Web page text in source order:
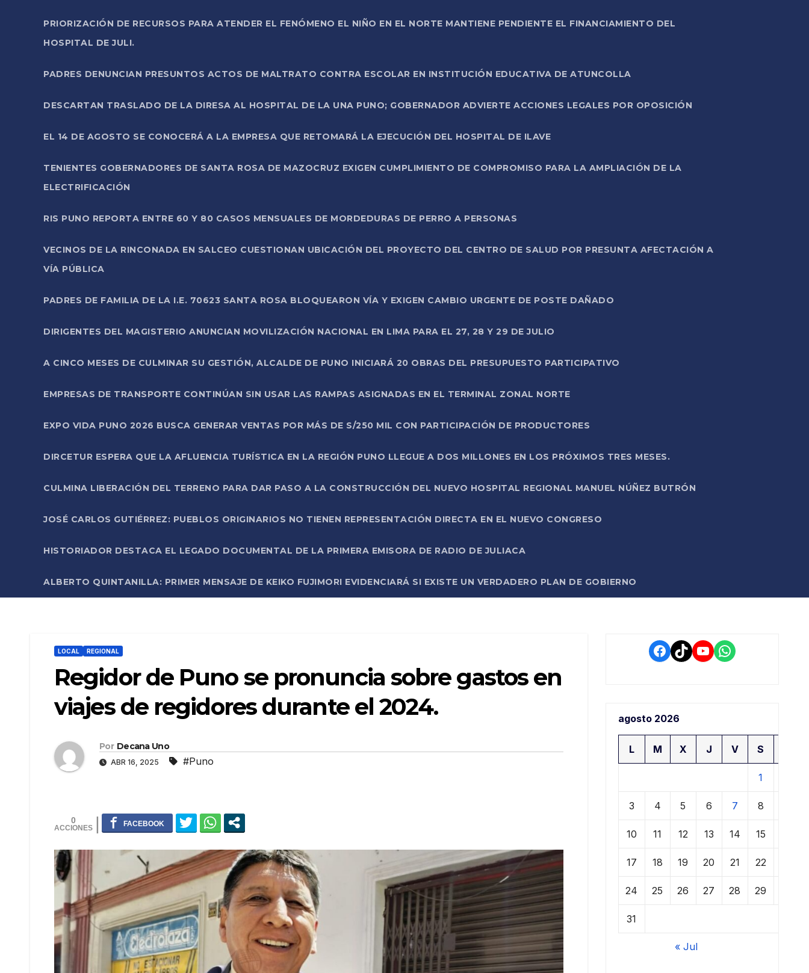
PRIORIZACIÓN DE RECURSOS PARA ATENDER EL FENÓMENO EL NIÑO EN EL NORTE MANTIENE PENDIENTE EL FINANCIAMIENTO DEL
HOSPITAL DE JULI.
PADRES DENUNCIAN PRESUNTOS ACTOS DE MALTRATO CONTRA ESCOLAR EN INSTITUCIÓN EDUCATIVA DE ATUNCOLLA
DESCARTAN TRASLADO DE LA DIRESA AL HOSPITAL DE LA UNA PUNO; GOBERNADOR ADVIERTE ACCIONES LEGALES POR OPOSICIÓN
EL 14 DE AGOSTO SE CONOCERÁ A LA EMPRESA QUE RETOMARÁ LA EJECUCIÓN DEL HOSPITAL DE ILAVE
TENIENTES GOBERNADORES DE SANTA ROSA DE MAZOCRUZ EXIGEN CUMPLIMIENTO DE COMPROMISO PARA LA AMPLIACIÓN DE LA
ELECTRIFICACIÓN
RIS PUNO REPORTA ENTRE 60 Y 80 CASOS MENSUALES DE MORDEDURAS DE PERRO A PERSONAS
VECINOS DE LA RINCONADA EN SALCEO CUESTIONAN UBICACIÓN DEL PROYECTO DEL CENTRO DE SALUD POR PRESUNTA AFECTACIÓN A
VÍA PÚBLICA
PADRES DE FAMILIA DE LA I.E. 70623 SANTA ROSA BLOQUEARON VÍA Y EXIGEN CAMBIO URGENTE DE POSTE DAÑADO
DIRIGENTES DEL MAGISTERIO ANUNCIAN MOVILIZACIÓN NACIONAL EN LIMA PARA EL 27, 28 Y 29 DE JULIO
A CINCO MESES DE CULMINAR SU GESTIÓN, ALCALDE DE PUNO INICIARÁ 20 OBRAS DEL PRESUPUESTO PARTICIPATIVO
EMPRESAS DE TRANSPORTE CONTINÚAN SIN USAR LAS RAMPAS ASIGNADAS EN EL TERMINAL ZONAL NORTE
EXPO VIDA PUNO 2026 BUSCA GENERAR VENTAS POR MÁS DE S/250 MIL CON PARTICIPACIÓN DE PRODUCTORES
DIRCETUR ESPERA QUE LA AFLUENCIA TURÍSTICA EN LA REGIÓN PUNO LLEGUE A DOS MILLONES EN LOS PRÓXIMOS TRES MESES.
CULMINA LIBERACIÓN DEL TERRENO PARA DAR PASO A LA CONSTRUCCIÓN DEL NUEVO HOSPITAL REGIONAL MANUEL NÚÑEZ BUTRÓN
JOSÉ CARLOS GUTIÉRREZ: PUEBLOS ORIGINARIOS NO TIENEN REPRESENTACIÓN DIRECTA EN EL NUEVO CONGRESO
HISTORIADOR DESTACA EL LEGADO DOCUMENTAL DE LA PRIMERA EMISORA DE RADIO DE JULIACA
ALBERTO QUINTANILLA: PRIMER MENSAJE DE KEIKO FUJIMORI EVIDENCIARÁ SI EXISTE UN VERDADERO PLAN DE GOBIERNO
LOCAL REGIONAL
Regidor de Puno se pronuncia sobre gastos en
viajes de regidores durante el 2024.
Por Decana Uno
ABR 16, 2025 #Puno
0
Facebook
TikTokYouTube
WhatsApp
agosto 2026
L M X J V S
1
3 4 5 6 7 8
10 11 12 13 14 15
17 18 19 20 21 22
24 25 26 27 28 29
31
« Jul